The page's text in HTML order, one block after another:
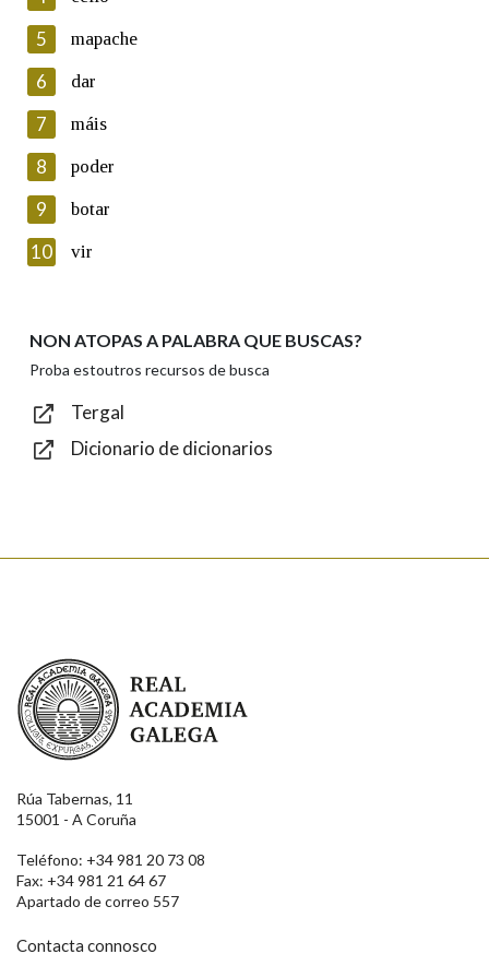
Lin e acepto as condicións da política de
Introduce o código que aparece na imaxe:
Texto de verificación
Enviar
5 mapache
6 dar
7 máis
8 poder
9 botar
10 vir
NON ATOPAS A PALABRA QUE BUSCAS?
Proba estoutros recursos de busca
Tergal
Dicionario de dicionarios
Real Academia Galega
Rúa Tabernas, 11
15001 - A Coruña
Teléfono: +34 981 20 73 08
Fax: +34 981 21 64 67
Apartado de correo 557
Contacta connosco